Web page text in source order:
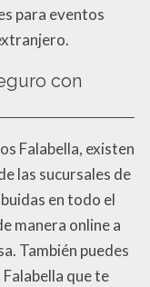
para eventos
con
Falabella, existen
las sucursales de
en todo el
manera online a
También puedes
que te